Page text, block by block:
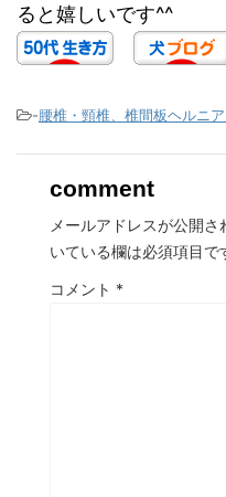
ると嬉しいです^^
-腰椎・頸椎、椎間板ヘルニア
comment
メールアドレスが公開さ
いている欄は必須項目で
コメント *